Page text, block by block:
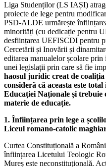
Liga Studenților (LS IAȘI)
proiecte de lege pentru
PSD-ALDE urmărește
minorități (cu dedicație pentru
desființarea UEFISCDI pentru
Cercetării și Inovării și
editarea manualelor școlare
unei legislații prin care să fie
haosul juridic creat de
consideră că aceasta este
Educației Naționale și
materie de educație.
1. Înființarea prin lege a
Liceul romano-catolic
Curtea Constituțională a
înființarea Licetului Teologic
Mureș este neconstituțională.